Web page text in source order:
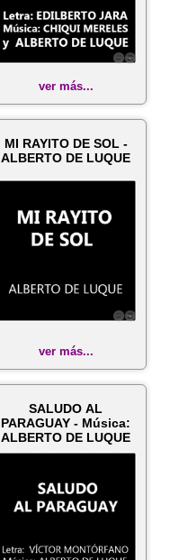
ver más...
MI RAYITO DE SOL -
ALBERTO DE LUQUE
ver más...
SALUDO AL
PARAGUAY - Música:
ALBERTO DE LUQUE